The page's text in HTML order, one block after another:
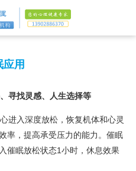
应用
寻找灵感、人生选择等
进入深度放松，恢复机体和心灵
率，提高承受压力的能力。催眠
催眠放松状态1小时，休息效果